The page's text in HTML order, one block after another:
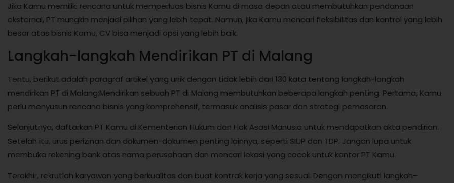
Jika Kamu memiliki rencana untuk memperluas bisnis Kamu di masa depan atau membutuhkan pendanaan
eksternal, PT mungkin menjadi pilihan yang lebih tepat. Namun, jika Kamu mencari fleksibilitas dan kontrol yang lebih
besar atas bisnis Kamu, CV bisa menjadi opsi yang lebih baik.
Langkah-langkah Mendirikan PT di Malang
Tentu, berikut adalah paragraf artikel yang unik dengan tidak lebih dari 130 kata tentang langkah-langkah
mendirikan PT di Malang:Mendirikan sebuah PT di Malang membutuhkan beberapa langkah penting. Pertama, Kamu
perlu menyusun rencana bisnis yang komprehensif, termasuk analisis pasar dan strategi pemasaran.
Selanjutnya, daftarkan PT Kamu di Kementerian Hukum dan Hak Asasi Manusia untuk mendapatkan akta pendirian.
Setelah itu, urus perizinan dan dokumen-dokumen penting lainnya, seperti SIUP dan TDP. Jangan lupa untuk
membuka rekening bank atas nama perusahaan dan mencari lokasi yang cocok untuk kantor PT Kamu.
Terakhir, rekrutlah karyawan yang berkualitas dan buat kontrak kerja yang sesuai. Dengan mengikuti langkah-